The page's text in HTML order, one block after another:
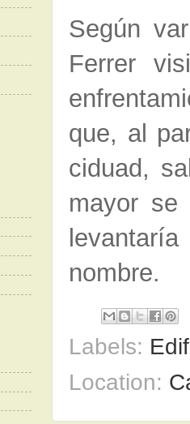
Según
Ferrer
que, al
ciduad,
mayor se
nombre.
Labels:
Location: